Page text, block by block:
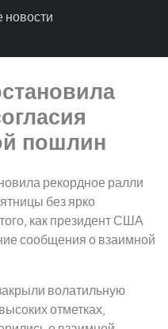
пошлин
рекордное ралли
без ярко
как президент США
сообщения о взаимной
волатильную
отметках,